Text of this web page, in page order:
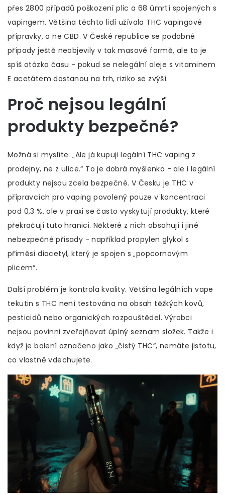
přes 2800 případů poškození plic a 68 úmrtí spojených s
vapingem. Většina těchto lidí užívala THC vapingové
přípravky, a ne CBD. V České republice se podobné
případy ještě neobjevily v tak masové formě, ale to je
spíš otázka času - pokud se nelegální oleje s vitaminem
E acetátem dostanou na trh, riziko se zvýší.
Proč nejsou legální
produkty bezpečné?
Možná si myslíte: „Ale já kupuji legální THC vaping z
prodejny, ne z ulice.“ To je dobrá myšlenka - ale i legální
produkty nejsou zcela bezpečné. V Česku je THC v
přípravcích pro vaping povolený pouze v koncentraci
pod 0,3 %, ale v praxi se často vyskytují produkty, které
překračují tuto hranici. Některé z nich obsahují i jiné
nebezpečné přísady - například propylen glykol s
příměsí diacetyl, který je spojen s „popcornovým
plicem“.
Další problém je kontrola kvality. Většina legálních vape
tekutin s THC není testována na obsah těžkých kovů,
pesticidů nebo organických rozpouštědel. Výrobci
nejsou povinni zveřejňovat úplný seznam složek. Takže i
když je balení označeno jako „čistý THC“, nemáte jistotu,
co vlastně vdechujete.